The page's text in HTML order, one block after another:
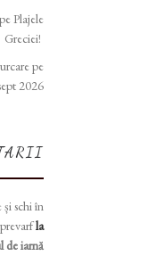
Plajele
Greciei!
pe
2026
schi în
la
de iarnă